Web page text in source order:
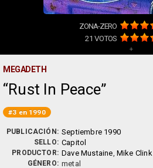
ZONA-ZERO
21 VOTOS
+
MEGADETH
Rust In Peace
#3 en 1990
PUBLICACIÓN: Septiembre 1990
SELLO: Capitol
PRODUCTOR: Dave Mustaine, Mike Clink
GÉNERO: metal